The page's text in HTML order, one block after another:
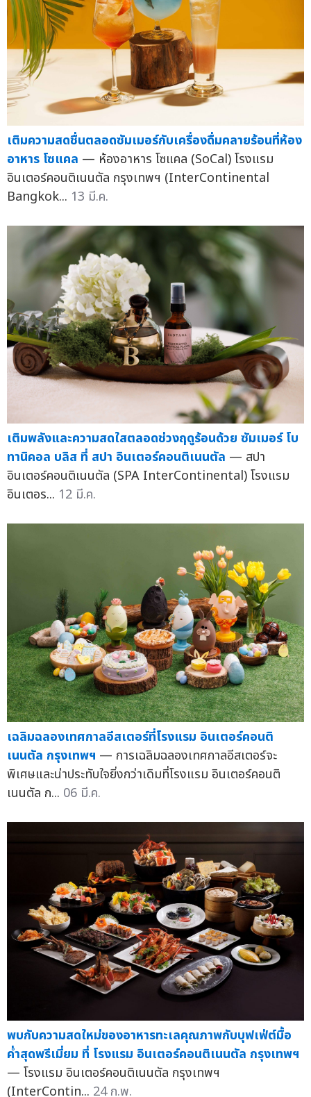
เติมความสดชื่นตลอดซัมเมอร์กับเครื่องดื่มคลายร้อนที่ห้อง
อาหาร โซแคล — ห้องอาหาร โซแคล (SoCal) โรงแรม
อินเตอร์คอนติเนนตัล กรุงเทพฯ (InterContinental
Bangkok... 13 มี.ค.
เติมพลังและความสดใสตลอดช่วงฤดูร้อนด้วย ซัมเมอร์ โบ
ทานิคอล บลิส ที่ สปา อินเตอร์คอนติเนนตัล — สปา
อินเตอร์คอนติเนนตัล (SPA InterContinental) โรงแรม
อินเตอร... 12 มี.ค.
เฉลิมฉลองเทศกาลอีสเตอร์ที่โรงแรม อินเตอร์คอนติ
เนนตัล กรุงเทพฯ — การเฉลิมฉลองเทศกาลอีสเตอร์จะ
พิเศษและน่าประทับใจยิ่งกว่าเดิมที่โรงแรม อินเตอร์คอนติ
เนนตัล ก... 06 มี.ค.
พบกับความสดใหม่ของอาหารทะเลคุณภาพกับบุฟเฟ่ต์มื้อ
ค่ำสุดพรีเมี่ยม ที่ โรงแรม อินเตอร์คอนติเนนตัล กรุงเทพฯ
— โรงแรม อินเตอร์คอนติเนนตัล กรุงเทพฯ
(InterContin... 24 ก.พ.